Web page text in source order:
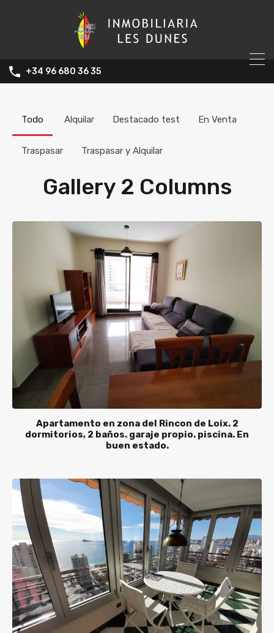
+34 96 680 36 35
Gallery 2 Columns
Todo Alquilar Destacado test En Venta
Traspasar Traspasar y Alquilar
Apartamento en zona del Rincon de Loix. 2
dormitorios, 2 baños. garaje propio. piscina. En
buen estado.